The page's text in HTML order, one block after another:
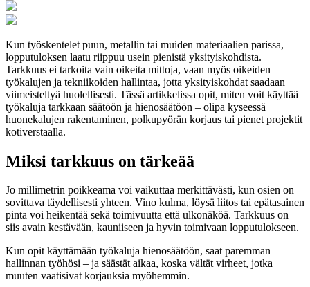
Kun työskentelet puun, metallin tai muiden materiaalien parissa,
lopputuloksen laatu riippuu usein pienistä yksityiskohdista.
Tarkkuus ei tarkoita vain oikeita mittoja, vaan myös oikeiden
työkalujen ja tekniikoiden hallintaa, jotta yksityiskohdat saadaan
viimeisteltyä huolellisesti. Tässä artikkelissa opit, miten voit käyttää
työkaluja tarkkaan säätöön ja hienosäätöön – olipa kyseessä
huonekalujen rakentaminen, polkupyörän korjaus tai pienet projektit
kotiverstaalla.
Miksi tarkkuus on tärkeää
Jo millimetrin poikkeama voi vaikuttaa merkittävästi, kun osien on
sovittava täydellisesti yhteen. Vino kulma, löysä liitos tai epätasainen
pinta voi heikentää sekä toimivuutta että ulkonäköä. Tarkkuus on
siis avain kestävään, kauniiseen ja hyvin toimivaan lopputulokseen.
Kun opit käyttämään työkaluja hienosäätöön, saat paremman
hallinnan työhösi – ja säästät aikaa, koska vältät virheet, jotka
muuten vaatisivat korjauksia myöhemmin.